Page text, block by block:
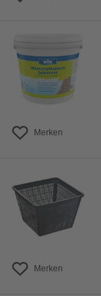
Merken
Merken